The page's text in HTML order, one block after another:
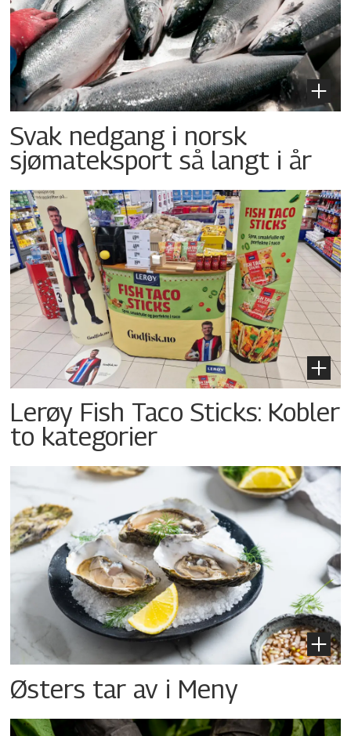
Svak nedgang i norsk
sjømateksport så langt i år
Lerøy Fish Taco Sticks: Kobler
to kategorier
Østers tar av i Meny